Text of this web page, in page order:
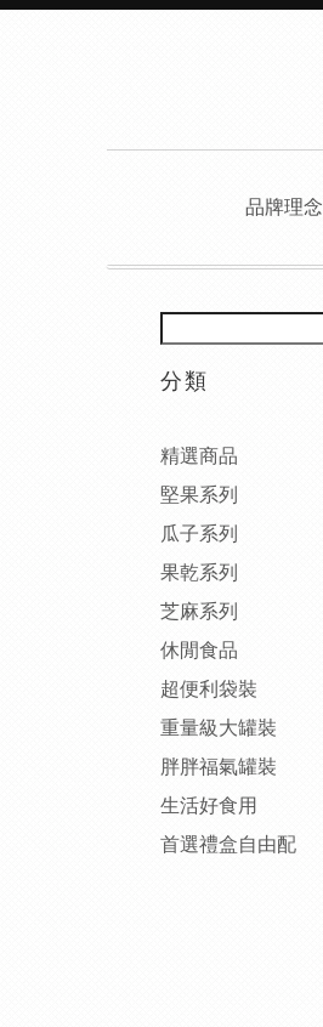
品牌理念
分類
精選商品
堅果系列
瓜子系列
果乾系列
芝麻系列
休閒食品
超便利袋裝
重量級大罐裝
胖胖福氣罐裝
生活好食用
首選禮盒自由配